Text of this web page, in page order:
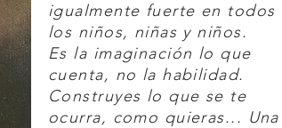
igualmente fuerte en todos
los niños, niñas y niños.
Es la imaginación lo que
cuenta, no la habilidad.
Construyes lo que se te
ocurra, como quieras... Una